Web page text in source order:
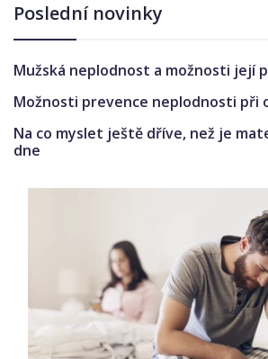
Poslední novinky
Mužská neplodnost a možnosti její
Možnosti prevence neplodnosti při
Na co myslet ještě dříve, než je
dne